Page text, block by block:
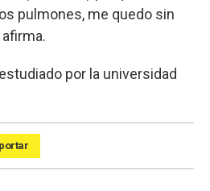
pulmones, me quedo sin
por la universidad